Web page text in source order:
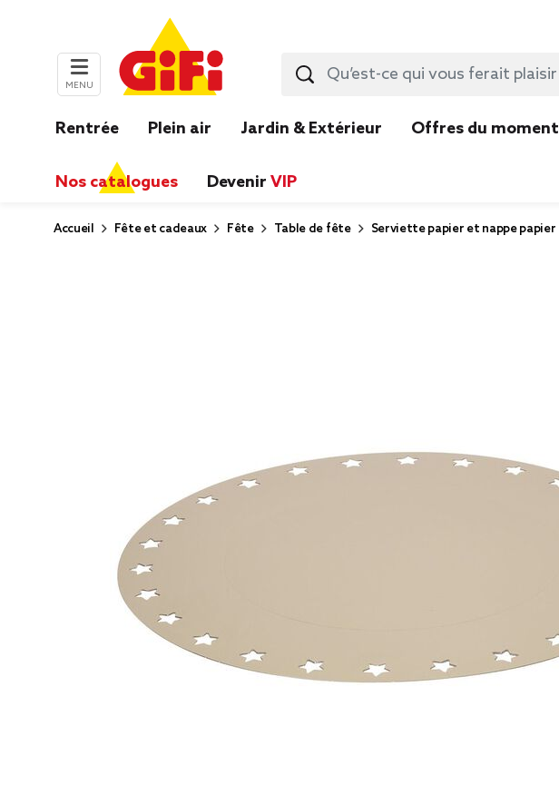
MENU
Rentrée Plein air Jardin & Extérieur Offres du moment
Nos catalogues Devenir VIP
Accueil Fête et cadeaux Fête Table de fête Serviette papier et nappe papier